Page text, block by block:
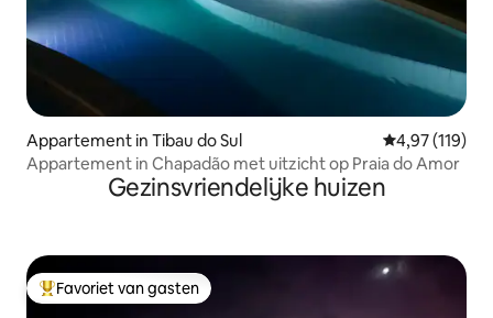
Appartement in Tibau do Sul Gemiddelde
4,97 (119)
Appartement in Chapadão met uitzicht op Praia do Amor
Gezinsvriendelijke huizen
Topfavoriet van gasten
Favoriet van gasten